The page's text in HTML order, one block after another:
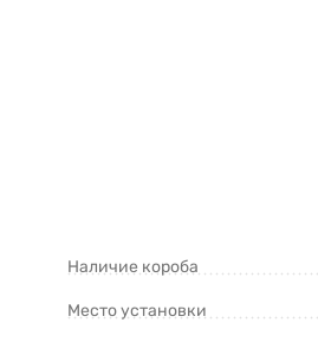
Наличие короба
Место установки